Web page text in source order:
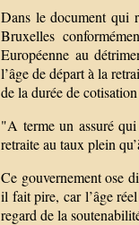
Dans le document qui
Bruxelles
Européenne au
l’âge de départ à la
de la durée de
"A terme un assuré
retraite au taux plein
Ce gouvernement ose
il fait pire, car l’âge
regard de la